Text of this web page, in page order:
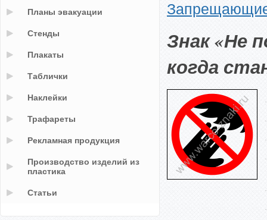
Знак «Не
когда
Планы эвакуации
Стенды
Плакаты
Таблички
Наклейки
Трафареты
Рекламная продукция
Производство изделий из
пластика
Статьи